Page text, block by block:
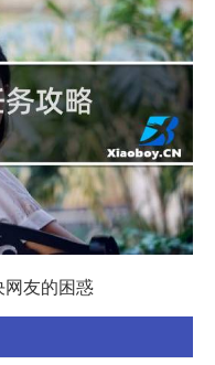
网友的困惑